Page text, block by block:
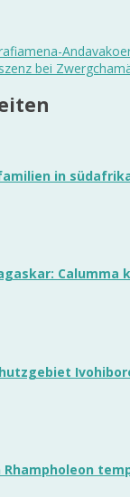
bei
in
Calumma
Rhampholeon